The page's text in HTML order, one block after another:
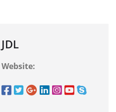
JDL
Website: